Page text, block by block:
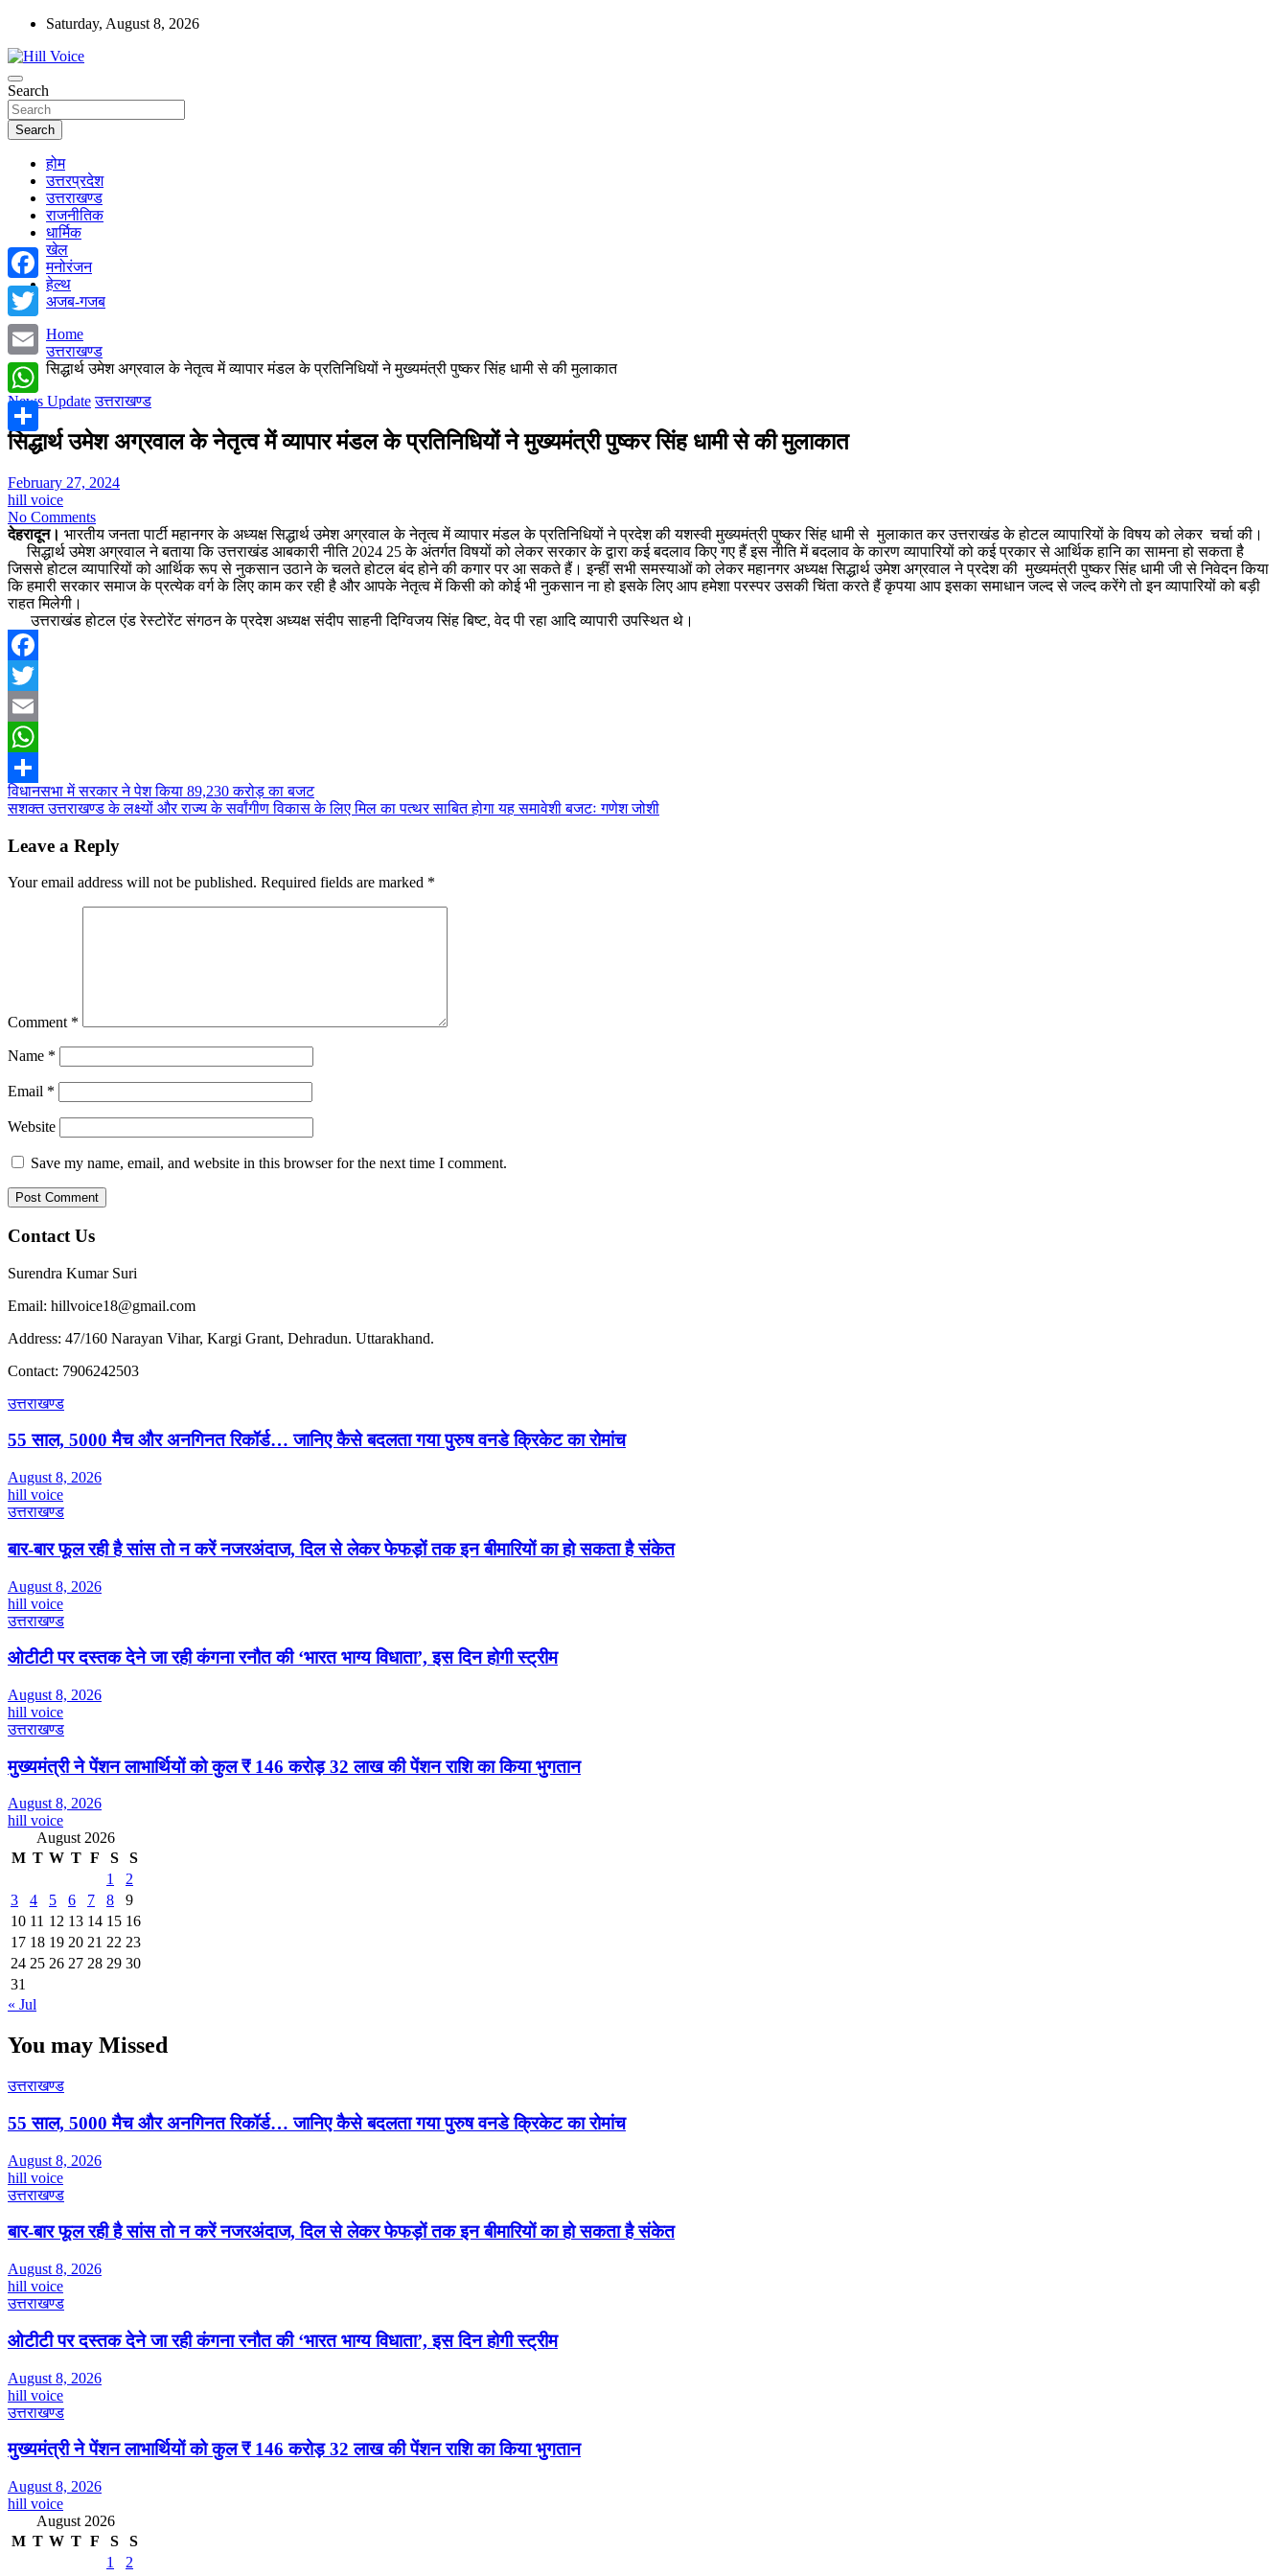
Skip
content
Saturday, August 8, 2026
Hill Voice
न्यूज़ पोर्टल
Search
Search
होम
उत्तरप्रदेश
उत्तराखण्ड
राजनीतिक
धार्मिक
खेल
मनोरंजन
हेल्थ
अजब-गजब
Home
उत्तराखण्ड
सिद्धार्थ उमेश अग्रवाल के नेतृत्व में व्यापार मंडल के प्रतिनिधियों ने मुख्यमंत्री पुष्कर सिंह धामी से की मुलाकात
News Update उत्तराखण्ड
सिद्धार्थ उमेश अग्रवाल के नेतृत्व में व्यापार मंडल के प्रतिनिधियों ने मुख्यमंत्री पुष्कर सिंह धामी से की मुलाकात
February 27, 2024
hill voice
No Comments
देहरादून। भारतीय जनता पार्टी महानगर के अध्यक्ष सिद्धार्थ उमेश अग्रवाल के नेतृत्व में व्यापार मंडल के प्रतिनिधियों ने प्रदेश की यशस्वी मुख्यमंत्री पुष्कर सिंह धामी से मुलाकात कर उत्तराखंड के होटल व्यापारियों के विषय को लेकर चर्चा की।
सिद्धार्थ उमेश अग्रवाल ने बताया कि उत्तराखंड आबकारी नीति 2024 25 के अंतर्गत विषयों को लेकर सरकार के द्वारा कई बदलाव किए गए हैं इस नीति में बदलाव के कारण व्यापारियों को कई प्रकार से आर्थिक हानि का सामना हो सकता है
जिससे होटल व्यापारियों को आर्थिक रूप से नुकसान उठाने के चलते होटल बंद होने की कगार पर आ सकते हैं। इन्हीं सभी समस्याओं को लेकर महानगर अध्यक्ष सिद्धार्थ उमेश अग्रवाल ने प्रदेश की मुख्यमंत्री पुष्कर सिंह धामी जी से निवेदन किया
कि हमारी सरकार समाज के प्रत्येक वर्ग के लिए काम कर रही है और आपके नेतृत्व में किसी को कोई भी नुकसान ना हो इसके लिए आप हमेशा परस्पर उसकी चिंता करते हैं कृपया आप इसका समाधान जल्द से जल्द करेंगे तो इन व्यापारियों को बड़ी
राहत मिलेगी।
उत्तराखंड होटल एंड रेस्टोरेंट संगठन के प्रदेश अध्यक्ष संदीप साहनी दिग्विजय सिंह बिष्ट, वेद पी रहा आदि व्यापारी उपस्थित थे।
Facebook
Twitter
Email
WhatsApp
Share
Post
navigation
विधानसभा में सरकार ने पेश किया 89,230 करोड़ का बजट
सशक्त उत्तराखण्ड के लक्ष्यों और राज्य के सर्वांगीण विकास के लिए मिल का पत्थर साबित होगा यह समावेशी बजटः गणेश जोशी
Leave a Reply
Your email address will not be published. Required fields are marked *
Comment *
Name *
Email *
Website
Save my name, email, and website in this browser for the next time I comment.
Contact Us
Surendra Kumar Suri
Email: hillvoice18@gmail.com
Address: 47/160 Narayan Vihar, Kargi Grant, Dehradun. Uttarakhand.
Contact: 7906242503
उत्तराखण्ड
55 साल, 5000 मैच और अनगिनत रिकॉर्ड… जानिए कैसे बदलता गया पुरुष वनडे क्रिकेट का रोमांच
August 8, 2026
hill voice
उत्तराखण्ड
बार-बार फूल रही है सांस तो न करें नजरअंदाज, दिल से लेकर फेफड़ों तक इन बीमारियों का हो सकता है संकेत
August 8, 2026
hill voice
उत्तराखण्ड
ओटीटी पर दस्तक देने जा रही कंगना रनौत की ‘भारत भाग्य विधाता’, इस दिन होगी स्ट्रीम
August 8, 2026
hill voice
उत्तराखण्ड
मुख्यमंत्री ने पेंशन लाभार्थियों को कुल ₹ 146 करोड़ 32 लाख की पेंशन राशि का किया भुगतान
August 8, 2026
hill voice
August 2026
M T W T F S
S
1
2
3
4 5 6 7 8
9
10 11 12 13 14 15 16
17 18 19 20 21 22 23
24 25 26 27 28 29 30
31
« Jul
You may Missed
उत्तराखण्ड
55 साल, 5000 मैच और अनगिनत रिकॉर्ड… जानिए कैसे बदलता गया पुरुष वनडे क्रिकेट का रोमांच
August 8, 2026
hill voice
उत्तराखण्ड
बार-बार फूल रही है सांस तो न करें नजरअंदाज, दिल से लेकर फेफड़ों तक इन बीमारियों का हो सकता है संकेत
August 8, 2026
hill voice
उत्तराखण्ड
ओटीटी पर दस्तक देने जा रही कंगना रनौत की ‘भारत भाग्य विधाता’, इस दिन होगी स्ट्रीम
August 8, 2026
hill voice
उत्तराखण्ड
मुख्यमंत्री ने पेंशन लाभार्थियों को कुल ₹ 146 करोड़ 32 लाख की पेंशन राशि का किया भुगतान
August 8, 2026
hill voice
August 2026
M T W T F S
S
1
2
Facebook
Twitter
Email
WhatsApp
Share